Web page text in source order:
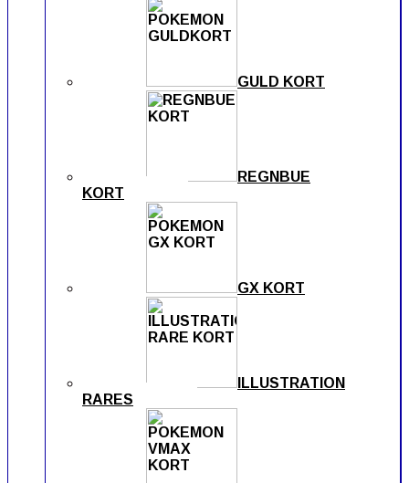
GULD KORT
REGNBUE
KORT
GX KORT
ILLUSTRATION
RARES